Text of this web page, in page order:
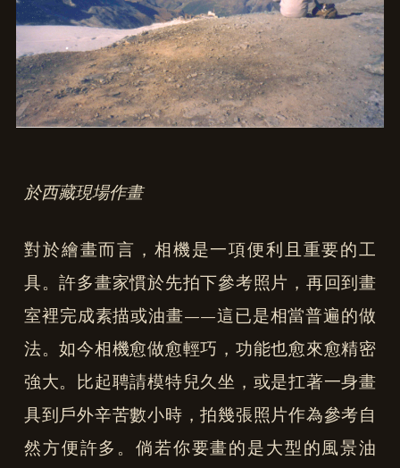
於西藏現場作畫
對於繪畫而言，相機是一項便利且重要的工
具。許多畫家慣於先拍下參考照片，再回到畫
室裡完成素描或油畫——這已是相當普遍的做
法。如今相機愈做愈輕巧，功能也愈來愈精密
強大。比起聘請模特兒久坐，或是扛著一身畫
具到戶外辛苦數小時，拍幾張照片作為參考自
然方便許多。倘若你要畫的是大型的風景油